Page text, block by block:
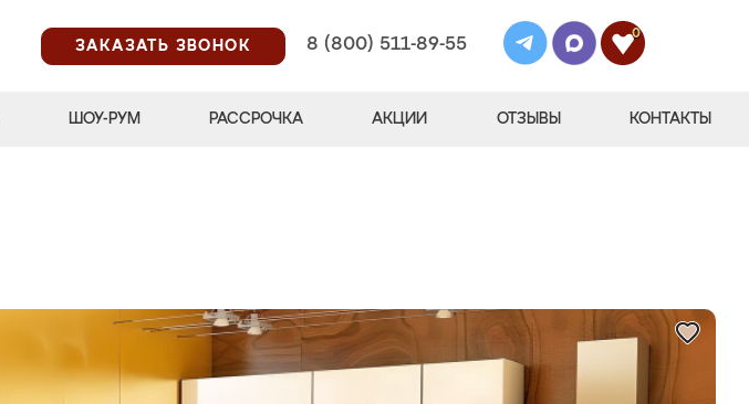
ЗАКАЗАТЬ ЗВОНОК
8 (800) 511-89-55
0
ШОУ-РУМ РАССРОЧКА АКЦИИ ОТЗЫВЫ КОНТАКТЫ